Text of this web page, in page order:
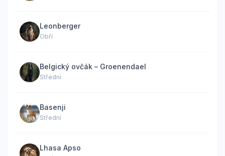
Leonberger
Obří
Belgický ovčák – Groenendael
Střední
Basenji
Střední
Lhasa Apso